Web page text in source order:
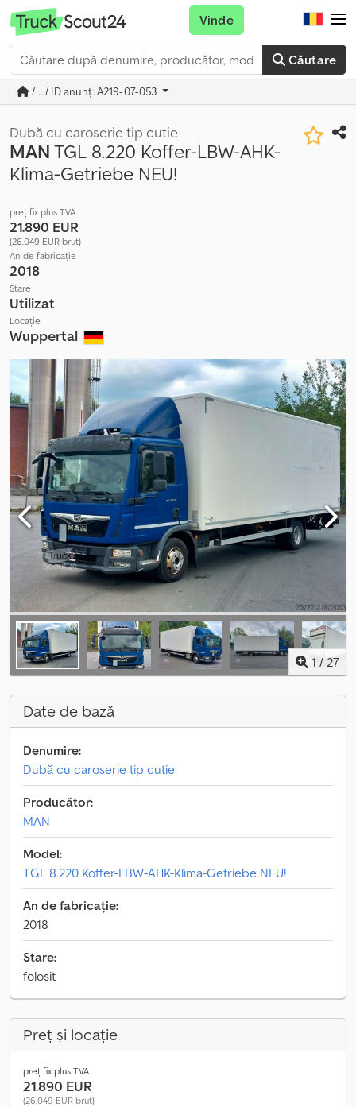
Căutare
Vinde
/ ... / ID anunț: A219-07-053
Dubă cu caroserie tip cutie
MANTGL 8.220 Koffer-LBW-AHK-
Klima-Getriebe NEU!
preț fix plus TVA
21.890 EUR
(26.049 EUR brut)
An de fabricație
2018
Stare
Utilizat
Locație
Wuppertal
1 / 27
Date de bază
Denumire:
Dubă cu caroserie tip cutie
Producător:
MAN
Model:
TGL 8.220 Koffer-LBW-AHK-Klima-Getriebe NEU!
An de fabricație:
2018
Stare:
folosit
Preț și locație
preț fix plus TVA
21.890 EUR
(26.049 EUR brut)